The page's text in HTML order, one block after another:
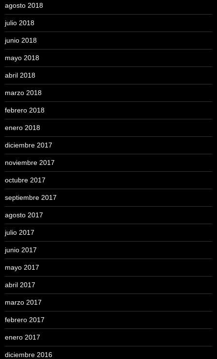
agosto 2018
julio 2018
junio 2018
mayo 2018
abril 2018
marzo 2018
febrero 2018
enero 2018
diciembre 2017
noviembre 2017
octubre 2017
septiembre 2017
agosto 2017
julio 2017
junio 2017
mayo 2017
abril 2017
marzo 2017
febrero 2017
enero 2017
diciembre 2016